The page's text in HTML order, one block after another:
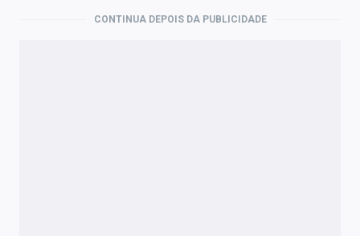
CONTINUA DEPOIS DA PUBLICIDADE